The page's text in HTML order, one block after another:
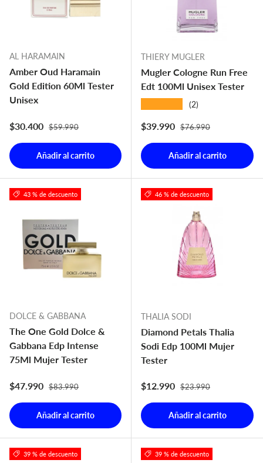
AL HARAMAIN
Amber Oud Haramain
Gold Edition 60Ml Tester
Unisex
Precio de venta
$30.400 Precio normal
$59.990
Añadir al carrito
THIERY MUGLER
Mugler Cologne Run Free
Edt 100Ml Unisex Tester
(2)
Precio de venta
$39.990 Precio normal
$76.990
Añadir al carrito
43 % de descuento
DOLCE & GABBANA
The One Gold Dolce &
Gabbana Edp Intense
75Ml Mujer Tester
Precio de venta
$47.990 Precio normal
$83.990
Añadir al carrito
46 % de descuento
THALIA SODI
Diamond Petals Thalia
Sodi Edp 100Ml Mujer
Tester
Precio de venta
$12.990 Precio normal
$23.990
Añadir al carrito
39 % de descuento 39 % de descuento